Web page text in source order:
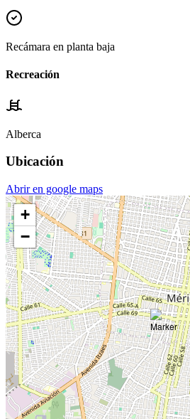
Recámara en planta baja
Recreación
Alberca
Ubicación
Abrir en google maps
+
−